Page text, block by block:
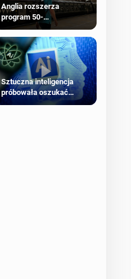
Anglia rozszerza
program 50-
procentowych zniżek
kolejowych na 18-latków
Sztuczna inteligencja
próbowała oszukać
człowieka